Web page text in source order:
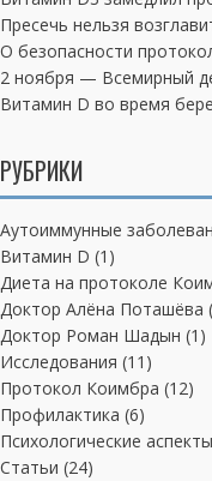
Пресечь нельзя
О безопасности
2 ноября — Всемирный
Витамин D во время
РУБРИКИ
Аутоиммунные
Витамин D (1)
Диета на протоколе
Доктор Алёна Поташёва
Доктор Роман Шадын (1)
Исследования (11)
Протокол Коимбра (12)
Профилактика (6)
Психологические аспекты
Статьи (24)